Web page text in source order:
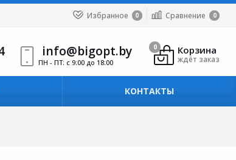
Избранное 0 Сравнение 0
info@bigopt.by
ПН - ПТ: с 9:00 до 18:00
Корзина
ждёт заказ
0
КОНТАКТЫ